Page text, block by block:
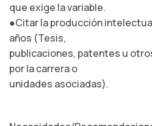
que exige la variable.
●Citar la producción
años (Tesis,
publicaciones, patentes u
por la carrera o
unidades asociadas).